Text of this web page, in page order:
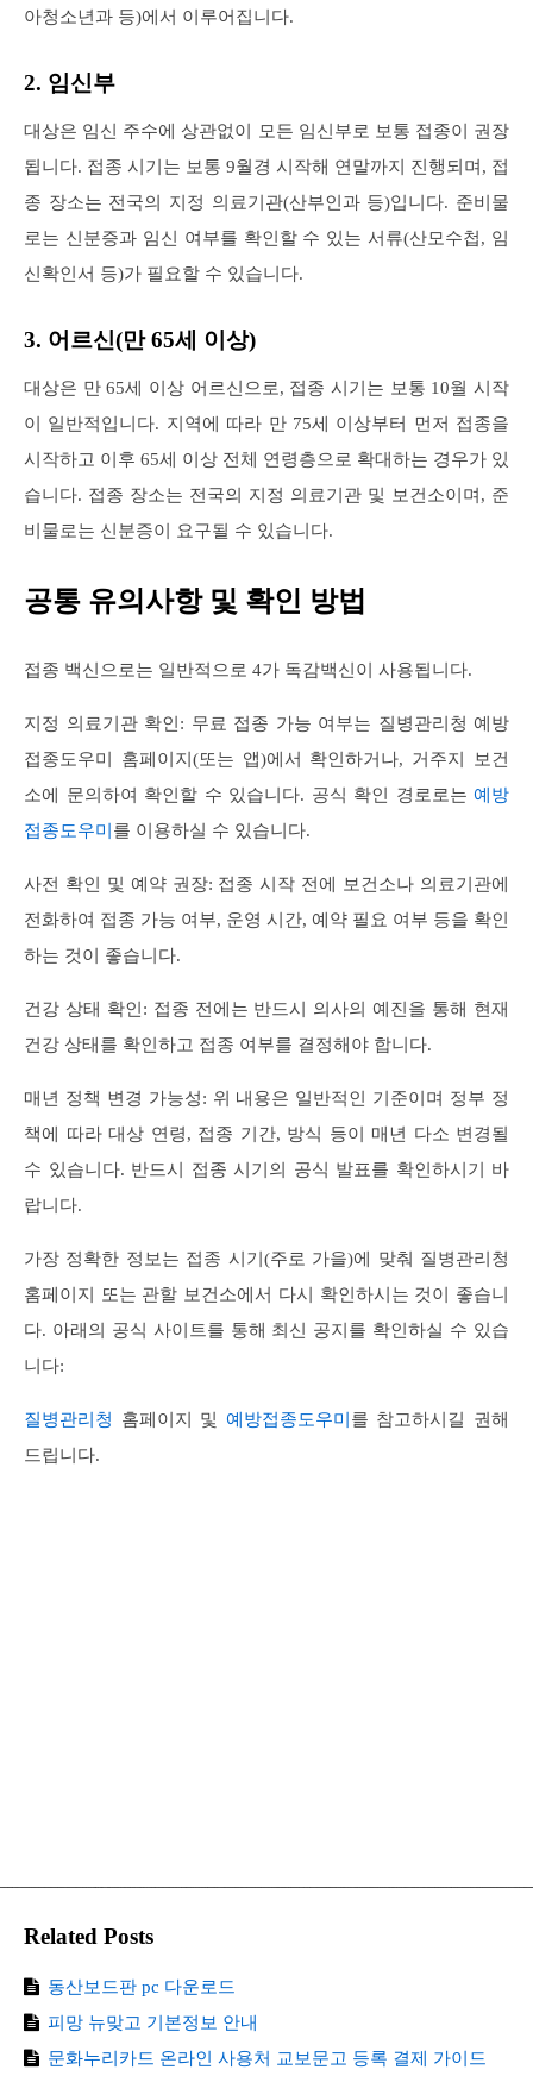
아청소년과 등)에서 이루어집니다.
2. 임신부
대상은 임신 주수에 상관없이 모든 임신부로 보통 접종이 권장
됩니다. 접종 시기는 보통 9월경 시작해 연말까지 진행되며, 접
종 장소는 전국의 지정 의료기관(산부인과 등)입니다. 준비물
로는 신분증과 임신 여부를 확인할 수 있는 서류(산모수첩, 임
신확인서 등)가 필요할 수 있습니다.
3. 어르신(만 65세 이상)
대상은 만 65세 이상 어르신으로, 접종 시기는 보통 10월 시작
이 일반적입니다. 지역에 따라 만 75세 이상부터 먼저 접종을
시작하고 이후 65세 이상 전체 연령층으로 확대하는 경우가 있
습니다. 접종 장소는 전국의 지정 의료기관 및 보건소이며, 준
비물로는 신분증이 요구될 수 있습니다.
공통 유의사항 및 확인 방법
접종 백신으로는 일반적으로 4가 독감백신이 사용됩니다.
지정 의료기관 확인: 무료 접종 가능 여부는 질병관리청 예방
접종도우미 홈페이지(또는 앱)에서 확인하거나, 거주지 보건
소에 문의하여 확인할 수 있습니다. 공식 확인 경로로는 예방
접종도우미 를 이용하실 수 있습니다.
사전 확인 및 예약 권장: 접종 시작 전에 보건소나 의료기관에
전화하여 접종 가능 여부, 운영 시간, 예약 필요 여부 등을 확인
하는 것이 좋습니다.
건강 상태 확인: 접종 전에는 반드시 의사의 예진을 통해 현재
건강 상태를 확인하고 접종 여부를 결정해야 합니다.
매년 정책 변경 가능성: 위 내용은 일반적인 기준이며 정부 정
책에 따라 대상 연령, 접종 기간, 방식 등이 매년 다소 변경될
수 있습니다. 반드시 접종 시기의 공식 발표를 확인하시기 바
랍니다.
가장 정확한 정보는 접종 시기(주로 가을)에 맞춰 질병관리청
홈페이지 또는 관할 보건소에서 다시 확인하시는 것이 좋습니
다. 아래의 공식 사이트를 통해 최신 공지를 확인하실 수 있습
니다:
질병관리청 홈페이지 및 예방접종도우미 를 참고하시길 권해
드립니다.
Related Posts
동산보드판 pc 다운로드
피망 뉴맞고 기본정보 안내
문화누리카드 온라인 사용처 교보문고 등록 결제 가이드